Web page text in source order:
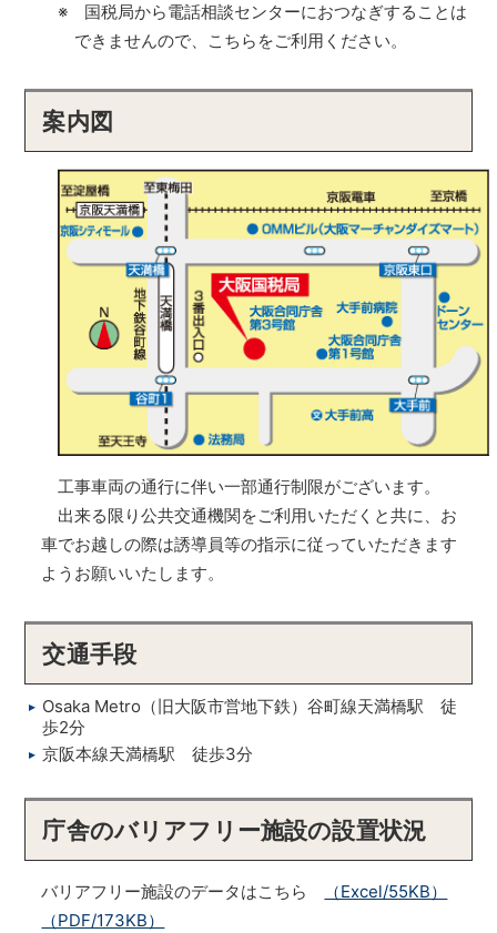
※ 国税局から電話相談センターにおつなぎすることは
できませんので、こちらをご利用ください。
案内図
工事車両の通行に伴い一部通行制限がございます。
出来る限り公共交通機関をご利用いただくと共に、お
車でお越しの際は誘導員等の指示に従っていただきます
ようお願いいたします。
交通手段
Osaka Metro（旧大阪市営地下鉄）谷町線天満橋駅 徒
歩2分
京阪本線天満橋駅 徒歩3分
庁舎のバリアフリー施設の設置状況
バリアフリー施設のデータはこちら
（Excel/55KB）
（PDF/173KB）